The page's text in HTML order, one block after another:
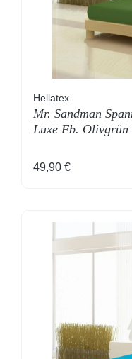
Hellatex
Mr. Sandman
Luxe Fb. Olivgrün
Regulärer Preis:
49,90 €